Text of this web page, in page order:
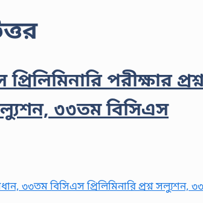
পরীক্ষার
৩৩তম বিসিএস